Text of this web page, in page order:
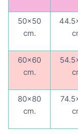
50×50
cm.
60×60
cm.
80×80
cm.